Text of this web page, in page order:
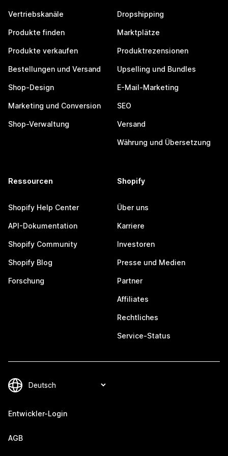
Vertriebskanäle
Produkte finden
Produkte verkaufen
Bestellungen und Versand
Shop-Design
Marketing und Conversion
Shop-Verwaltung
Dropshipping
Marktplätze
Produktrezensionen
Upselling und Bundles
E-Mail-Marketing
SEO
Versand
Währung und Übersetzung
Ressourcen
Shopify Help Center
API-Dokumentation
Shopify Community
Shopify Blog
Forschung
Shopify
Über uns
Karriere
Investoren
Presse und Medien
Partner
Affiliates
Rechtliches
Service-Status
Entwickler-Login
AGB